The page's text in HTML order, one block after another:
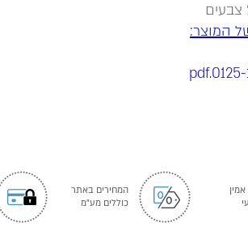
המוצר:
0125-
המחירים באתר
כוללים מע"מ